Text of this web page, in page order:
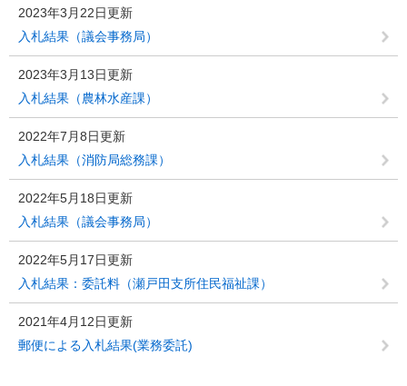
2023年3月22日更新
入札結果（議会事務局）
2023年3月13日更新
入札結果（農林水産課）
2022年7月8日更新
入札結果（消防局総務課）
2022年5月18日更新
入札結果（議会事務局）
2022年5月17日更新
入札結果：委託料（瀬戸田支所住民福祉課）
2021年4月12日更新
郵便による入札結果(業務委託)